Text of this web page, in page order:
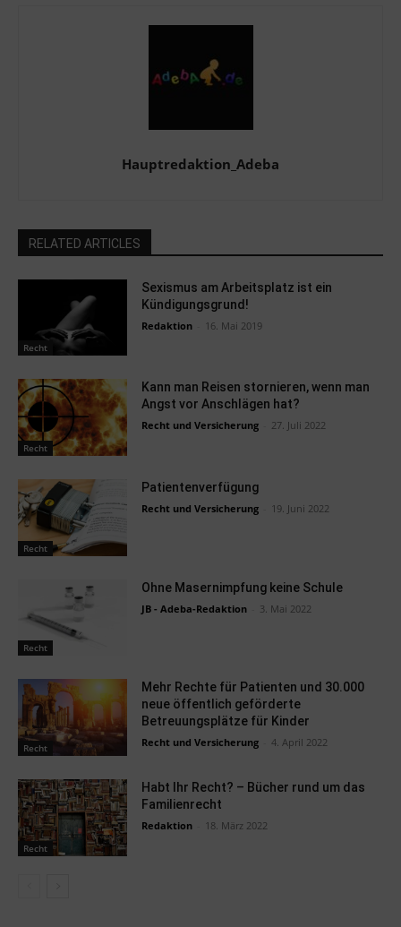
Hauptredaktion_Adeba
RELATED ARTICLES
Recht
Sexismus am Arbeitsplatz ist ein
Kündigungsgrund!
Redaktion 16. Mai 2019
Recht
Kann man Reisen stornieren, wenn man
Angst vor Anschlägen hat?
Recht und Versicherung 27. Juli 2022
Recht
Patientenverfügung
Recht und Versicherung 19. Juni 2022
Recht
Ohne Masernimpfung keine Schule
JB - Adeba-Redaktion 3. Mai 2022
Recht
Mehr Rechte für Patienten und 30.000
neue öffentlich geförderte
Betreuungsplätze für Kinder
Recht und Versicherung 4. April 2022
Recht
Habt Ihr Recht? – Bücher rund um das
Familienrecht
Redaktion 18. März 2022